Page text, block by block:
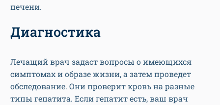
печени.
Диагностика
Лечащий врач задаст вопросы о имеющихся
симптомах и образе жизни, а затем проведет
обследование. Они проверит кровь на разные
типы гепатита. Если гепатит есть, ваш врач